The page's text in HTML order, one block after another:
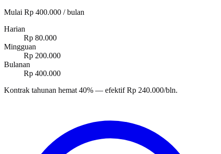
Mulai Rp 400.000 / bulan
Harian
Rp 80.000
Mingguan
Rp 200.000
Bulanan
Rp 400.000
Kontrak tahunan hemat 40% — efektif Rp 240.000/bln.